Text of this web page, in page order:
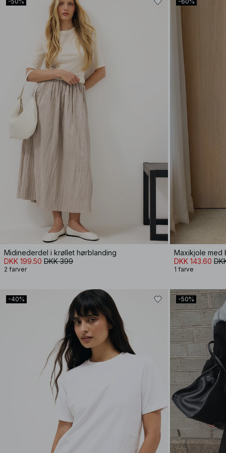
Midinederdel i krøllet hørblanding
DKK 199.50 DKK 399
2 farver
Maxikjole
DKK 143.60
1 farve
-40% -50%